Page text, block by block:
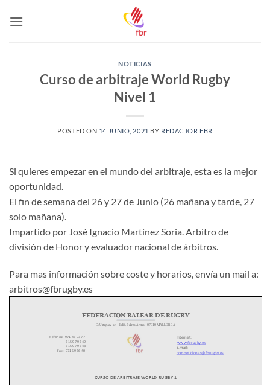
NOTICIAS
Curso de arbitraje World Rugby
Nivel 1
POSTED ON 14 JUNIO, 2021 BY REDACTOR FBR
Si quieres empezar en el mundo del arbitraje, esta es la mejor
oportunidad.
El fin de semana del 26 y 27 de Junio (26 mañana y tarde, 27
solo mañana).
Impartido por José Ignacio Martínez Soria. Arbitro de
división de Honor y evaluador nacional de árbitros.
Para mas información sobre coste y horarios, envía un mail a:
arbitros@fbrugby.es